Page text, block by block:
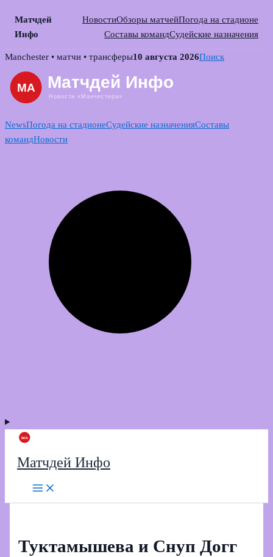
Матчдей
Инфо
НовостиОбзоры матчейПогода на стадионе
Составы командСудейские назначения
Skip
content
Manchester • матчи • трансферы10 августа 2026Поиск
NewsПогода на стадионеСудейские назначенияСоставы
командНовости
Матчдей Инфо
Туктамышева и Снуп Догг